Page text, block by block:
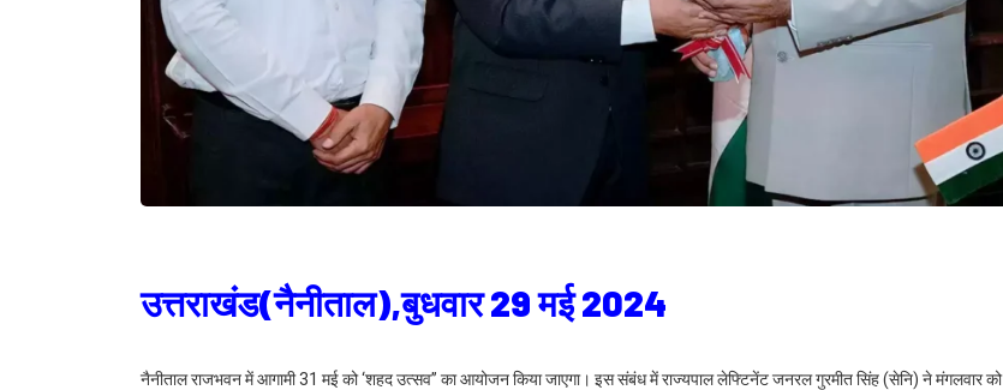
उत्तराखंड(नैनीताल),बुधवार 29 मई 2024
नैनीताल राजभवन में आगामी 31 मई को ‘शहद उत्सव’’ का आयोजन किया जाएगा। इस संबंध में राज्यपाल लेफ्टिनेंट जनरल गुरमीत सिंह (सेनि) ने मंगलवार को